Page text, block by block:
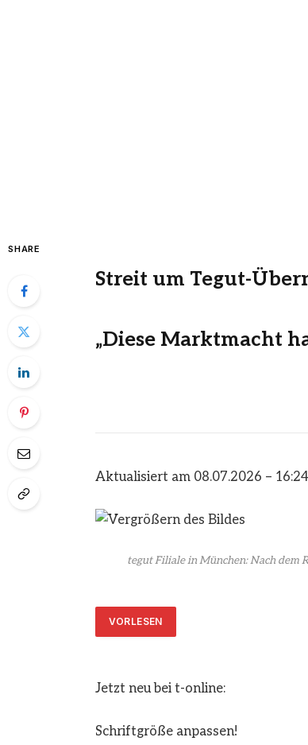
SHARE
Streit um Tegut-
„Diese Marktmacht
Aktualisiert am 08.07.2026 –
tegut Filiale in München: Nach dem
VORLESEN
Jetzt neu bei t-online:
Schriftgröße anpassen!